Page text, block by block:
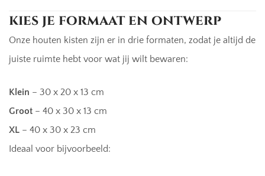
kies je formaat en ontwerp
Onze houten kisten zijn er in drie formaten, zodat je altijd de
juiste ruimte hebt voor wat jij wilt bewaren:
Klein – 30 x 20 x 13 cm
Groot – 40 x 30 x 13 cm
XL – 40 x 30 x 23 cm
Ideaal voor bijvoorbeeld: